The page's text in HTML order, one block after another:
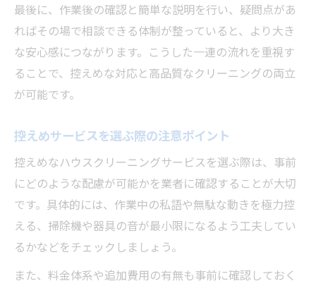
最後に、作業後の確認と簡単な説明を行い、疑問点があ
ればその場で相談できる体制が整っていると、より大き
な安心感につながります。こうした一連の流れを重視す
ることで、控えめな対応と高品質なクリーニングの両立
が可能です。
控えめサービスを選ぶ際の注意ポイント
控えめなハウスクリーニングサービスを選ぶ際は、事前
にどのような配慮が可能かを業者に確認することが大切
です。具体的には、作業中の私語や無駄な動きを極力控
える、掃除機や器具の音が最小限になるよう工夫してい
るかなどをチェックしましょう。
また、料金体系や追加費用の有無も事前に確認しておく